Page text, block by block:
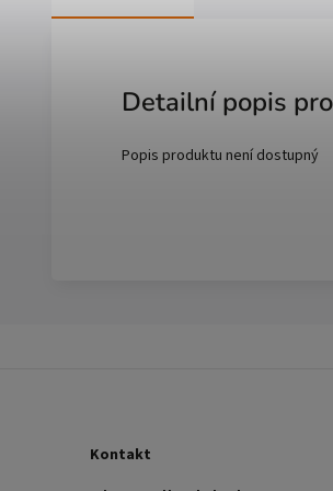
Detailní popis
Popis produktu není dostupný
Kontakt